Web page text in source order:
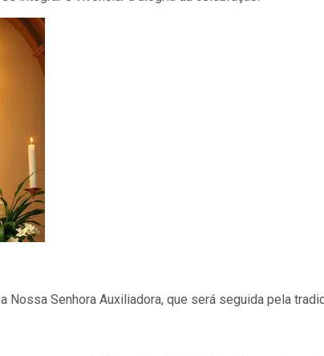
Nossa Senhora Auxiliadora, que será seguida pela